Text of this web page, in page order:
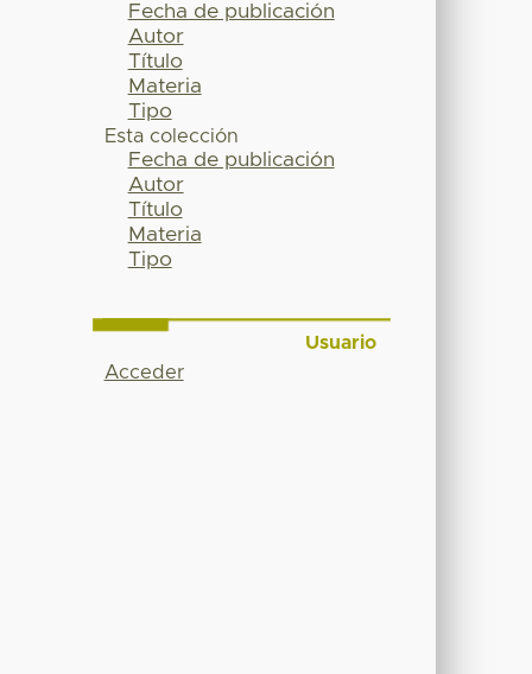
Fecha de publicación
Autor
Título
Materia
Tipo
Esta colección
Fecha de publicación
Autor
Título
Materia
Tipo
Usuario
Acceder